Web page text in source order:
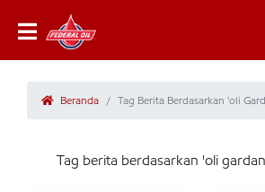
Beranda Tag Berita Berdasarkan 'oli
Tag berita berdasarkan 'oli